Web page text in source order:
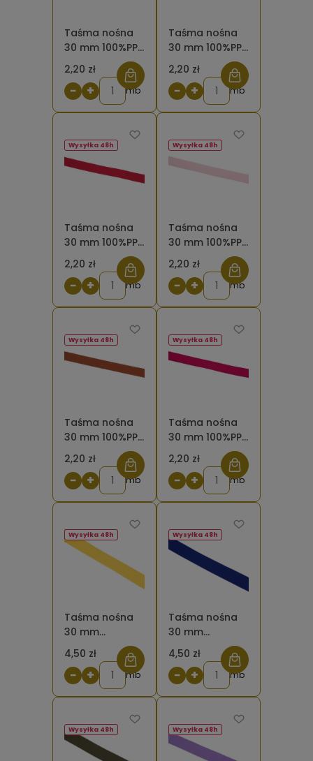
Taśma nośna
30 mm 100%PP
chabrowa 220
2,20 zł
− + mb
Taśma nośna
30 mm 100%PP
zielona
2,20 zł
− + mb
Taśma nośna
30 mm 100%PP
czerwona 171
2,20 zł
Wysyłka 48h
− + mb
Taśma nośna
30 mm 100%PP
różowa jasna
2,20 zł
Wysyłka 48h
− + mb
Taśma nośna
30 mm 100%PP
brązowa
rdzawa
2,20 zł
Wysyłka 48h
− + mb
Taśma nośna
30 mm 100%PP
różowa 516
2,20 zł
Wysyłka 48h
− + mb
Taśma nośna
30 mm
poliestrowo -
bawełniana
jasnożółta 611
4,50 zł
Wysyłka 48h
− + mb
Taśma nośna
30 mm
poliestrowo -
bawełniana
granatowa 058
4,50 zł
Wysyłka 48h
− + mb
Wysyłka 48h Wysyłka 48h